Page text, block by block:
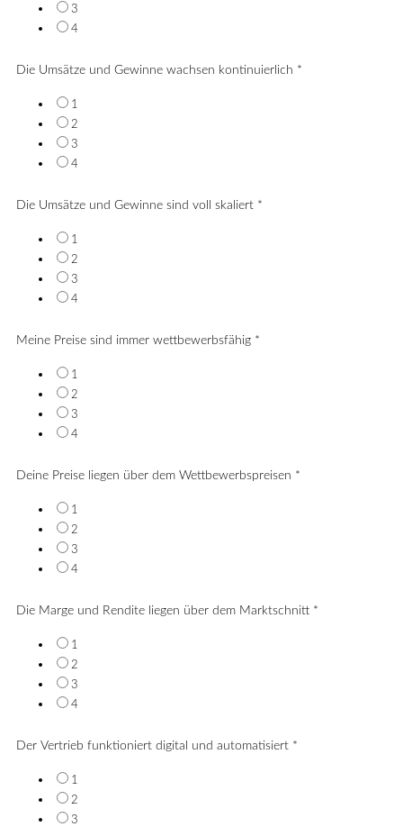
3
4
Die Umsätze und Gewinne wachsen kontinuierlich *
1
2
3
4
Die Umsätze und Gewinne sind voll skaliert *
1
2
3
4
Meine Preise sind immer wettbewerbsfähig *
1
2
3
4
Deine Preise liegen über dem Wettbewerbspreisen *
1
2
3
4
Die Marge und Rendite liegen über dem Marktschnitt *
1
2
3
4
Der Vertrieb funktioniert digital und automatisiert *
1
2
3